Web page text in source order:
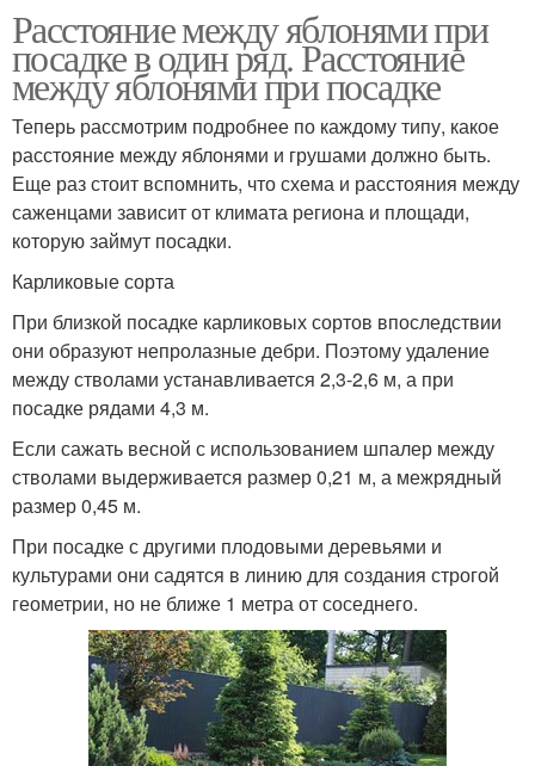
Расстояние между яблонями при
посадке в один ряд. Расстояние
между яблонями при посадке
Теперь рассмотрим подробнее по каждому типу, какое
расстояние между яблонями и грушами должно быть.
Еще раз стоит вспомнить, что схема и расстояния между
саженцами зависит от климата региона и площади,
которую займут посадки.
Карликовые сорта
При близкой посадке карликовых сортов впоследствии
они образуют непролазные дебри. Поэтому удаление
между стволами устанавливается 2,3-2,6 м, а при
посадке рядами 4,3 м.
Если сажать весной с использованием шпалер между
стволами выдерживается размер 0,21 м, а межрядный
размер 0,45 м.
При посадке с другими плодовыми деревьями и
культурами они садятся в линию для создания строгой
геометрии, но не ближе 1 метра от соседнего.